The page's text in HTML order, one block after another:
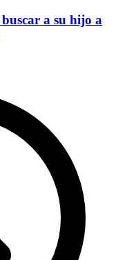
a su hijo a